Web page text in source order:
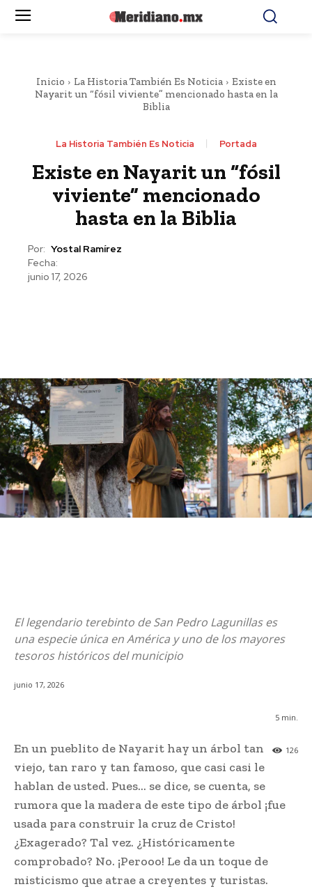
Inicio La Historia También Es Noticia
Existe en
Nayarit un “fósil viviente” mencionado hasta en la
Biblia
La Historia También Es Noticia Portada
Existe en Nayarit un “fósil
viviente” mencionado
hasta en la Biblia
Por: Yostal Ramírez
Fecha:
junio 17, 2026
El legendario terebinto de San Pedro Lagunillas es
una especie única en América y uno de los mayores
tesoros históricos del municipio
junio 17, 2026
5 min.
126
En un pueblito de Nayarit hay un árbol tan
viejo, tan raro y tan famoso, que casi casi le
hablan de usted. Pues… se dice, se cuenta, se
rumora que la madera de este tipo de árbol ¡fue
usada para construir la cruz de Cristo!
¿Exagerado? Tal vez. ¿Históricamente
comprobado? No. ¡Perooo! Le da un toque de
misticismo que atrae a creyentes y turistas.